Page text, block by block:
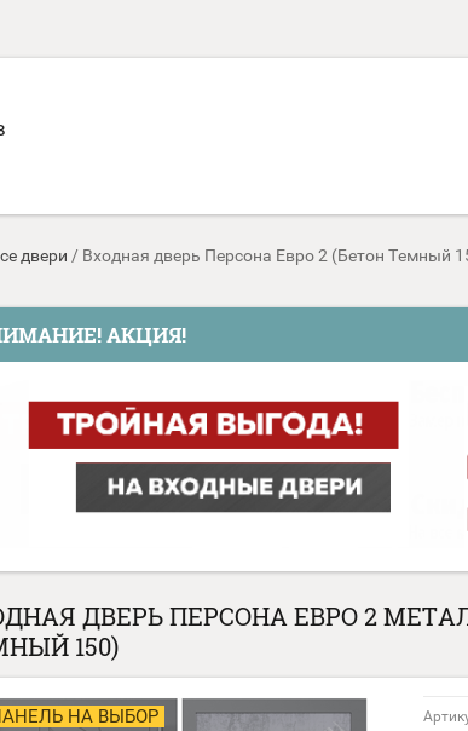
двери / Входная дверь Персона Евро 2 (Бетон Темный
АКЦИЯ!
ДВЕРЬ ПЕРСОНА ЕВРО 2
150)
НА ВЫБОР